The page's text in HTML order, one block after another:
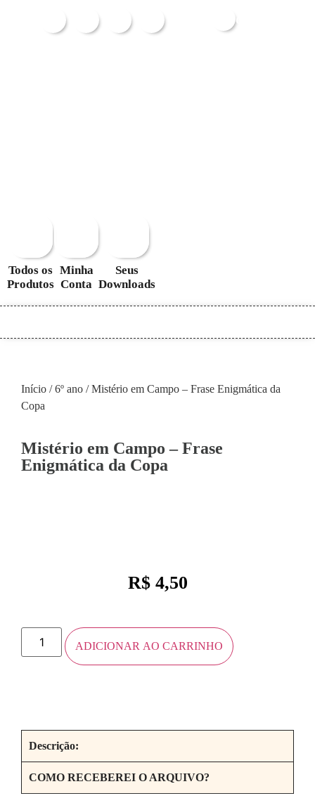
Carrinho
Todos os
Produtos
Minha
Conta
Seus
Downloads
Início /6º ano / Mistério em Campo – Frase Enigmática da
Copa
Mistério em Campo – Frase
Enigmática da Copa
R$4,50
ADICIONAR AO CARRINHO
Descrição:
COMO RECEBEREI O ARQUIVO?